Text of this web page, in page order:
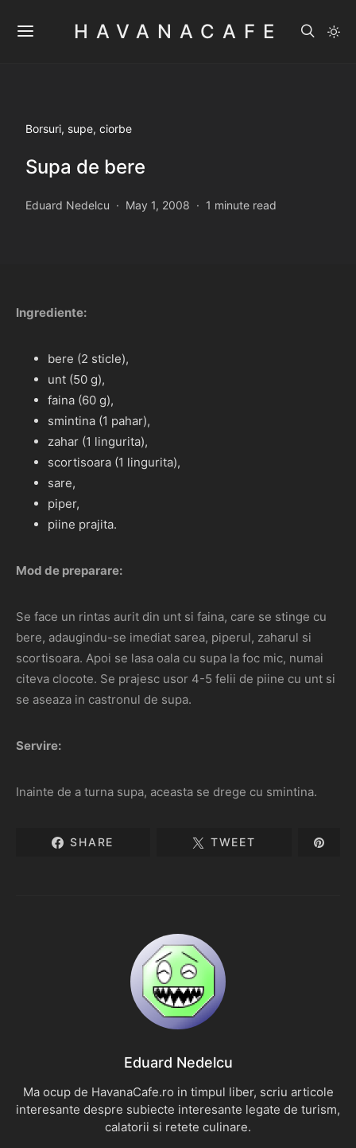
HAVANACAFE
Borsuri, supe, ciorbe
Supa de bere
Eduard Nedelcu May 1, 2008 1 minute read
Ingrediente:
bere (2 sticle),
unt (50 g),
faina (60 g),
smintina (1 pahar),
zahar (1 lingurita),
scortisoara (1 lingurita),
sare,
piper,
piine prajita.
Mod de preparare:
Se face un rintas aurit din unt si faina, care se stinge cu
bere, adaugindu-se imediat sarea, piperul, zaharul si
scortisoara. Apoi se lasa oala cu supa la foc mic, numai
citeva clocote. Se prajesc usor 4-5 felii de piine cu unt si
se aseaza in castronul de supa.
Servire:
Inainte de a turna supa, aceasta se drege cu smintina.
SHARE TWEET
Eduard Nedelcu
Ma ocup de HavanaCafe.ro in timpul liber, scriu articole
interesante despre subiecte interesante legate de turism,
calatorii si retete culinare.